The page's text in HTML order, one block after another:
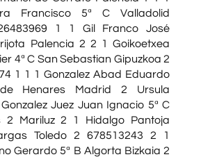
Francisco 5ª C Valladolid
1 1 Gil Franco José
Palencia 2 2 1 Goikoetxea
4ª C San Sebastian Gipuzkoa 2
1 1 1 Gonzalez Abad Eduardo
Henares Madrid 2 Ursula
Juez Juan Ignacio 5ª C
2 Mariluz 2 1 Hidalgo Pantoja
Toledo 2 678513243 2 1
Gerardo 5ª B Algorta Bizkaia 2